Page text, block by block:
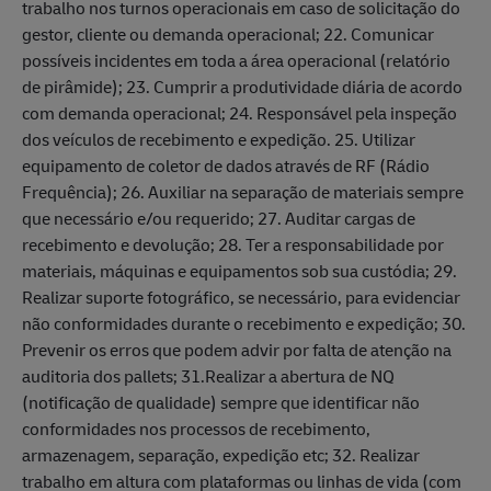
trabalho nos turnos operacionais em caso de solicitação do
gestor, cliente ou demanda operacional; 22. Comunicar
possíveis incidentes em toda a área operacional (relatório
de pirâmide); 23. Cumprir a produtividade diária de acordo
com demanda operacional; 24. Responsável pela inspeção
dos veículos de recebimento e expedição. 25. Utilizar
equipamento de coletor de dados através de RF (Rádio
Frequência); 26. Auxiliar na separação de materiais sempre
que necessário e/ou requerido; 27. Auditar cargas de
recebimento e devolução; 28. Ter a responsabilidade por
materiais, máquinas e equipamentos sob sua custódia; 29.
Realizar suporte fotográfico, se necessário, para evidenciar
não conformidades durante o recebimento e expedição; 30.
Prevenir os erros que podem advir por falta de atenção na
auditoria dos pallets; 31.Realizar a abertura de NQ
(notificação de qualidade) sempre que identificar não
conformidades nos processos de recebimento,
armazenagem, separação, expedição etc; 32. Realizar
trabalho em altura com plataformas ou linhas de vida (com